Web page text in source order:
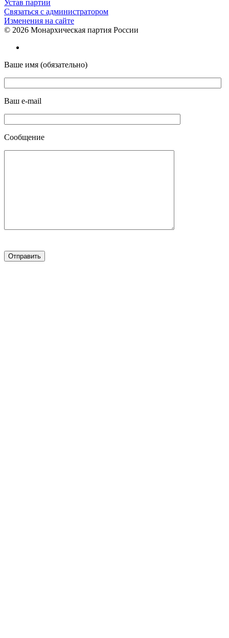
Устав партии
Связаться с администратором
Изменения на сайте
© 2026 Монархическая партия России
Ваше имя (обязательно)
Ваш e-mail
Сообщение